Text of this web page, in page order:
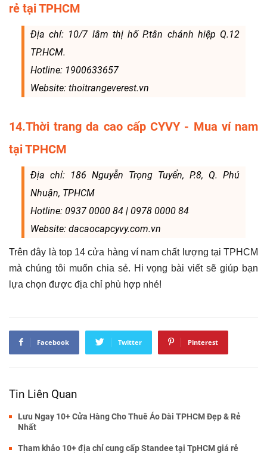
rẻ tại TPHCM
Địa chỉ: 10/7 lâm thị hố P.tân chánh hiệp Q.12
TP.HCM.
Hotline: 1900633657
Website: thoitrangeverest.vn
14.Thời trang da cao cấp CYVY - Mua ví nam
tại TPHCM
Địa chỉ: 186 Nguyễn Trọng Tuyển, P.8, Q. Phú
Nhuận, TPHCM
Hotline: 0937 0000 84 | 0978 0000 84
Website: dacaocapcyvy.com.vn
Trên đây là top 14 cửa hàng ví nam chất lượng tại TPHCM
mà chúng tôi muốn chia sẻ. Hi vọng bài viết sẽ giúp bạn
lựa chọn được địa chỉ phù hợp nhé!
Facebook Twitter Pinterest
Tin Liên Quan
Lưu Ngay 10+ Cửa Hàng Cho Thuê Áo Dài TPHCM Đẹp & Rẻ
Nhất
Tham khảo 10+ địa chỉ cung cấp Standee tại TpHCM giá rẻ